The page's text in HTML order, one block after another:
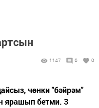
1147 0 0
чөнки "бәйрәм"
ярашып бетми. 3